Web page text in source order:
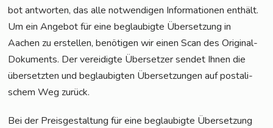
bot ant­wor­ten, das alle not­wen­di­gen Infor­ma­tio­nen ent­hält.
Um ein Ange­bot für eine beglau­big­te Über­set­zung in
Aachen zu erstel­len, benö­ti­gen wir einen Scan des Ori­gi­nal-
Doku­ments. Der ver­ei­dig­te Über­set­zer sen­det Ihnen die
über­setz­ten und beglau­big­ten Über­set­zun­gen auf pos­ta­li­
schem Weg zurück.
Bei der Preis­ge­stal­tung für eine beglau­big­te Über­set­zung